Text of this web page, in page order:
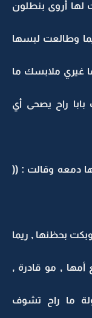
أروى بنطلون
وطالعت لبسها
غيري ملابسك ما
راح يصحى أي
دمعه وقالت : ((
بحظنها , ريما
, مو قادرة ,
ما راح تشوف